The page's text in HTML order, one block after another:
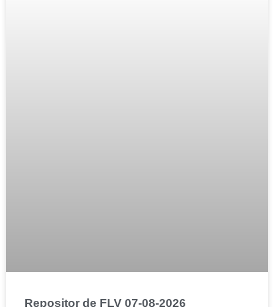
Repositor de FLV 07-08-2026